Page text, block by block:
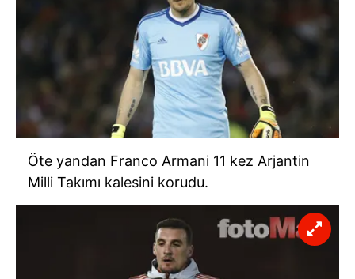
Öte yandan Franco Armani 11 kez Arjantin
Milli Takımı kalesini korudu.